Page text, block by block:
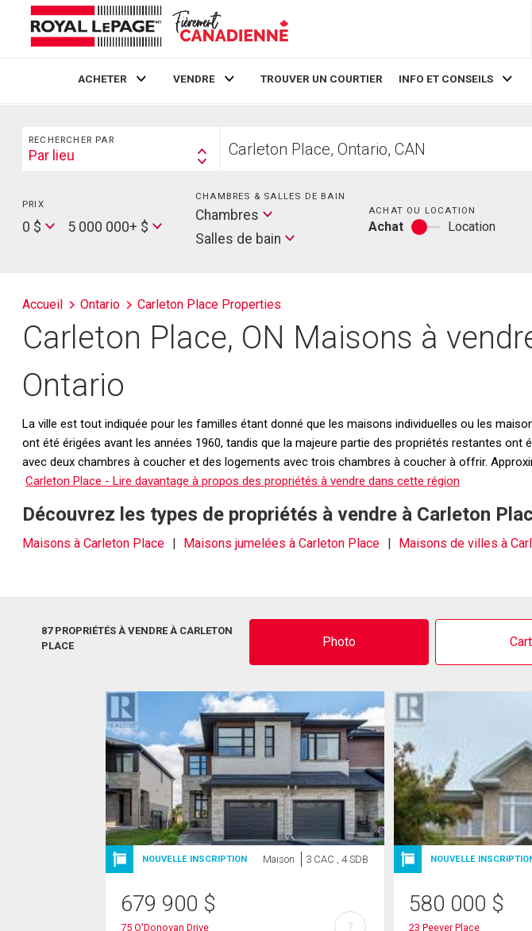
ACHETER VENDRE TROUVER UN COURTIER INFO ET CONSEILS
Rechercher
RECHERCHER PAR
Search
Par lieu
votre
PRIX
Price
0 $
Max
5 000 000+ $
CHAMBRES & SALLES DE BAIN
Chambres
bain
Salles de bain
ACHAT OU LOCATION
Achat
Achat
Location
Accueil Ontario Carleton Place Properties
Carleton Place, ON Maisons à
Ontario
La ville est tout indiquée pour les familles étant donné que les maisons individuelles ou les
ont été érigées avant les années 1960, tandis que la majeure partie des propriétés restantes
avec deux chambres à coucher et des logements avec trois chambres à coucher à offrir.
Carleton Place - Lire davantage à propos des propriétés à vendre dans cette région
Découvrez les types de propriétés à vendre à Carleton
Maisons à Carleton Place Maisons jumelées à Carleton Place Maisons de villes à
87 PROPRIÉTÉS À VENDRE À CARLETON
PLACE
Photo
NOUVELLE INSCRIPTION Maison 3 CAC , 4 SDB
679 900 $
75 O'Donovan Drive
?
NOUVELLE
580 000 $
23 Peever Place